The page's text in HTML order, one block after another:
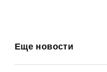
Еще новости